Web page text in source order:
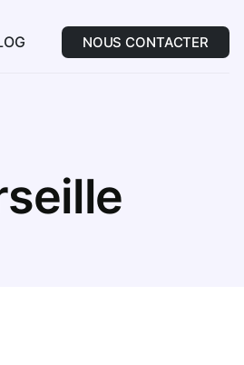
NOUS CONTACTER